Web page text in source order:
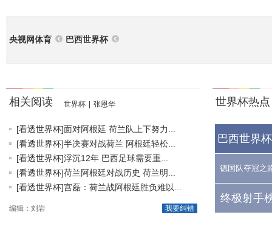
央视网体育 巴西世界杯
相关阅读 世界杯 张恩华
[看透世界杯]面对阿根廷 荷兰队上下努力...
[看透世界杯]半决赛对战荷兰 阿根廷轻松...
[看透世界杯]浮沉12年 巴西足球需要重...
[看透世界杯]荷兰阿根廷对战历史 荷兰明...
[看透世界杯]宫磊：荷兰战阿根廷胜负难以...
我要纠错
编辑：刘岩
世界杯热点
巴西世界
德国队夺冠之
终极射手